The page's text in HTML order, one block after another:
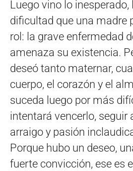
Luego vino lo
dificultad que una madre
rol: la grave enfermedad
amenaza su existencia.
deseó tanto maternar,
cuerpo, el corazón y el
suceda luego por más
intentará vencerlo, seguir
arraigo y pasión
Porque hubo un deseo,
fuerte convicción, ese es